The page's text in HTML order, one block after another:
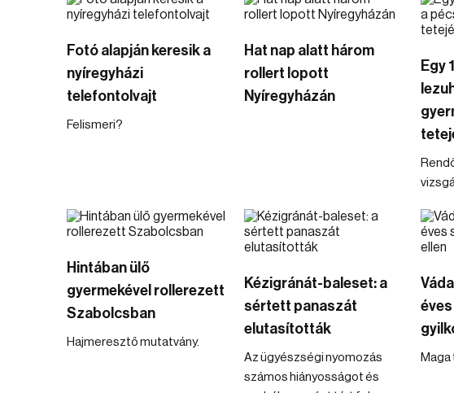
Fotó alapján keresik a
nyíregyházi
telefontolvajt
Felismeri?
Hat nap alatt három
rollert lopott
Nyíregyházán
Egy
Hintában ülő
gyermekével rollerezett
Szabolcsban
Hajmeresztő mutatvány.
Kézigránát-baleset: a
sértett panaszát
elutasították
Az ügyészségi nyomozás
számos hiányosságot és